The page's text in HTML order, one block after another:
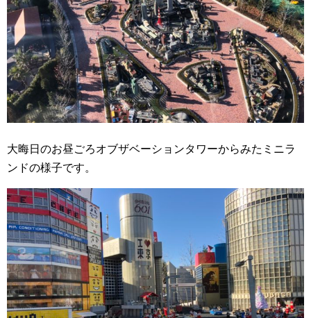
大晦日のお昼ごろオブザベーションタワーからみたミニラ
ンドの様子です。